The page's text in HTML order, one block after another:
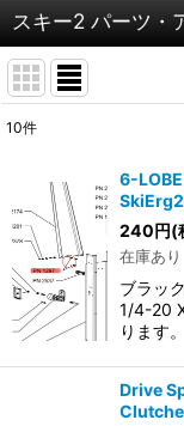
スキー2 パーツ・
並び順:
10件
6-
SkiErg2
240円(
在庫あり
ブラッ
1/4-20
ります。
Drive